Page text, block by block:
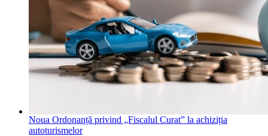
Noua Ordonanță privind „Fiscalul Curat” la achiziția
autoturismelor